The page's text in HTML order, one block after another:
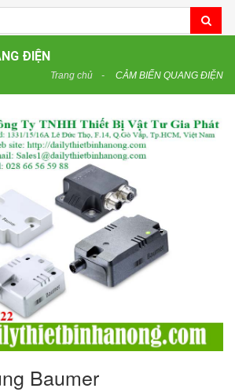
ĐIỆN
Trang chủ CẢM BIẾN QUANG ĐIỆN
Baumer